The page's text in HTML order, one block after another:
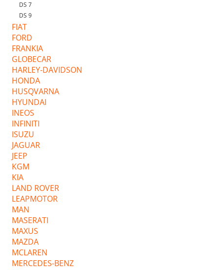
DS 7
DS 9
FIAT
FORD
FRANKIA
GLOBECAR
HARLEY-DAVIDSON
HONDA
HUSQVARNA
HYUNDAI
INEOS
INFINITI
ISUZU
JAGUAR
JEEP
KGM
KIA
LAND ROVER
LEAPMOTOR
MAN
MASERATI
MAXUS
MAZDA
MCLAREN
MERCEDES-BENZ